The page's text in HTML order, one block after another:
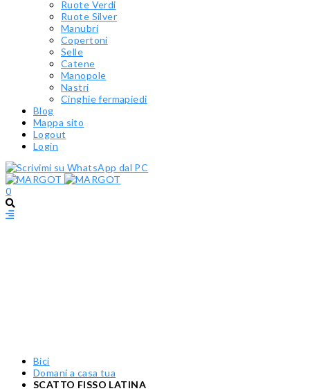
Ruote Verdi
Ruote Silver
Manubri
Copertoni
Selle
Catene
Manopole
Nastri
Cinghie fermapiedi
Blog
Mappa sito
Logout
Login
0
Bici
Domani a casa tua
SCATTO FISSO LATINA